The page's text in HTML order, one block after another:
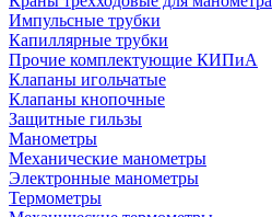
Импульсные трубки
Капиллярные трубки
Прочие комплектующие КИПиА
Клапаны игольчатые
Клапаны кнопочные
Защитные гильзы
Манометры
Механические манометры
Электронные манометры
Термометры